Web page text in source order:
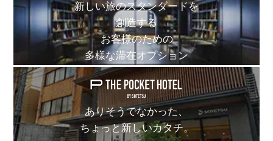
新しい旅のスタンダードを
創造する
お客様のための
多様な滞在オプション
ありそうでなかった、
ちょっと新しいカタチ。